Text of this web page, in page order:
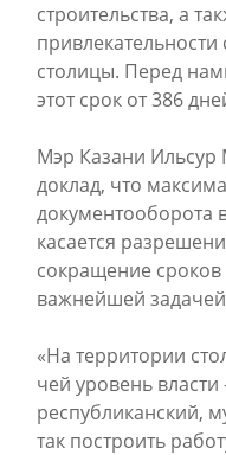
строительства, а
привлекательности
столицы. Перед
этот срок от 386
Мэр Казани
доклад, что
документооборота
касается
сокращение сроков
важнейшей
«На территории
чей уровень
республиканский,
так построить